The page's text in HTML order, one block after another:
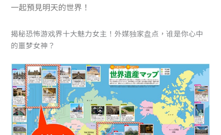
一起預見明天的世界！
揭秘恐怖游戏界十大魅力女主！外媒独家盘点，谁是你心中
的噩梦女神？